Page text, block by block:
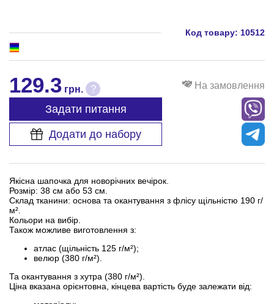
Код товару: 10512
129.3 грн. ? На замовлення
Задати питання
Додати до набору
Якісна шапочка для новорічних вечірок.
Розмір: 38 см або 53 см.
Склад тканини: основа та окантування з флісу щільністю 190 г/
м².
Кольори на вибір.
Також можливе виготовлення з:
атлас (щільність 125 г/м²);
велюр (380 г/м²).
Та окантування з хутра (380 г/м²).
Ціна вказана орієнтовна, кінцева вартість буде залежати від: